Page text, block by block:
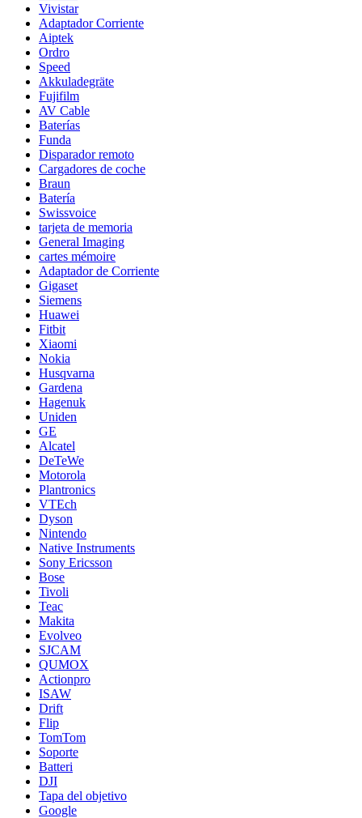
Vivistar
Adaptador Corriente
Aiptek
Ordro
Speed
Akkuladegräte
Fujifilm
AV Cable
Baterías
Funda
Disparador remoto
Cargadores de coche
Braun
Batería
Swissvoice
tarjeta de memoria
General Imaging
cartes mémoire
Adaptador de Corriente
Gigaset
Siemens
Huawei
Fitbit
Xiaomi
Nokia
Husqvarna
Gardena
Hagenuk
Uniden
GE
Alcatel
DeTeWe
Motorola
Plantronics
VTEch
Dyson
Nintendo
Native Instruments
Sony Ericsson
Bose
Tivoli
Teac
Makita
Evolveo
SJCAM
QUMOX
Actionpro
ISAW
Drift
Flip
TomTom
Soporte
Batteri
DJI
Tapa del objetivo
Google